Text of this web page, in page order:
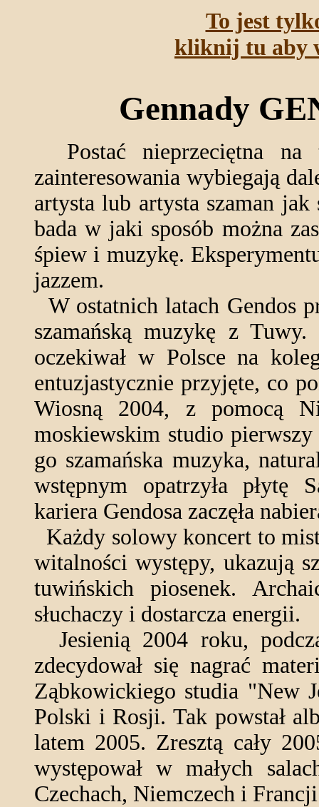
To jest
kliknij tu aby
Gennady
Postać nieprzeciętna na
zainteresowania wybiegają
artysta lub artysta szaman
bada w jaki sposób można
śpiew i muzykę.
jazzem.
W ostatnich latach Gendos
szamańską muzykę z
oczekiwał w Polsce na
entuzjastycznie przyjęte, co
Wiosną 2004, z pomocą
moskiewskim studio
go szamańska muzyka,
wstępnym opatrzyła płytę
kariera Gendosa zaczęła
Każdy solowy koncert to
witalności występy, ukazują
tuwińskich piosenek.
słuchaczy i dostarcza energii.
Jesienią 2004 roku,
zdecydował się nagrać
Ząbkowickiego studia "New
Polski i Rosji. Tak powstał
latem 2005. Zresztą cały
występował w małych
Czechach, Niemczech i